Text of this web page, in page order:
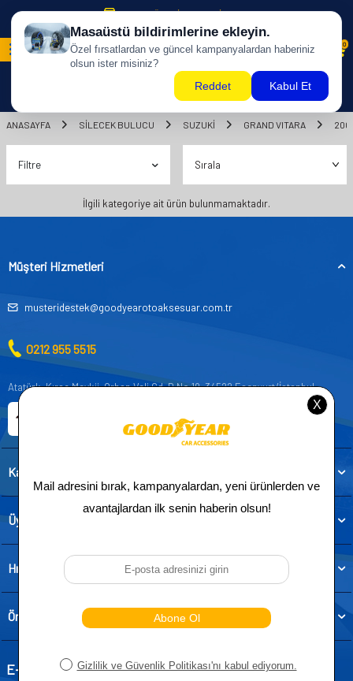
500 TL ÜZERİ KARGO BİZDEN !
0
ANASAYFA SILECEK BULUCU SUZUKİ GRAND VITARA 2001
Filtre
İlgili kategoriye ait ürün bulunmamaktadır.
Müşteri Hizmetleri
musteridestek@goodyearotoaksesuar.com.tr
0212 955 5515
Atatürk, Kıraç Mevkii, Orhan Veli Cd. D:No:19, 34522 Esenyurt/İstanbul
Kategoriler
Üye
Hızlı Erişim
Önemli Bilgiler
E-Bülten Aboneliği